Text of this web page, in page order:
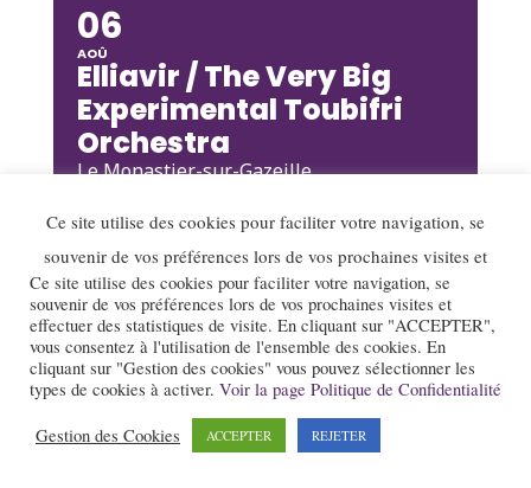
06
AOÛ
Elliavir / The Very Big
Experimental Toubifri
Orchestra
Le Monastier-sur-Gazeille
06
AOÛ
Thomas de Pourquery &
Heat
Mens
07
Ce site utilise des cookies pour faciliter votre navigation, se
souvenir de vos préférences lors de vos prochaines visites et
Ce site utilise des cookies pour faciliter votre navigation, se
souvenir de vos préférences lors de vos prochaines visites et
effectuer des statistiques de visite. En cliquant sur "ACCEPTER",
vous consentez à l'utilisation de l'ensemble des cookies. En
cliquant sur "Gestion des cookies" vous pouvez sélectionner les
types de cookies à activer. Voir la page Politique de Confidentialité
Gestion des Cookies ACCEPTER REJETER